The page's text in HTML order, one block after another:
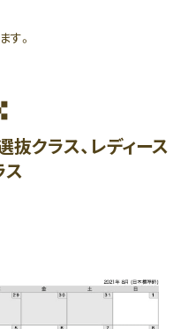
す。
抜クラス、レディース
ス